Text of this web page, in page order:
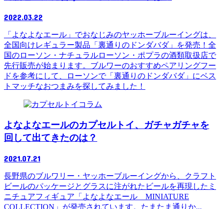
2022.03.22
「よなよなエール」でおなじみのヤッホーブルーイングは、
全国向けレギュラー製品「裏通りのドンダバダ」を発売！全
国のローソン・ナチュラルローソン・ポプラの酒類取扱店で
先行販売が始まります。ブルワーのおすすめペアリングフー
ドを参考にして、ローソンで「裏通りのドンダバダ」にベス
トマッチなおつまみを探してみました！
コラム
よなよなエールのカプセルトイ、ガチャガチャを
回して出てきたのは？
2021.07.21
長野県のブルワリー・ヤッホーブルーイングから、クラフト
ビールのパッケージとグラスに注がれたビールを再現したミ
ニチュアフィギュア「よなよなエール MINIATURE
COLLECTION」が発売されています。たまたま通りか...